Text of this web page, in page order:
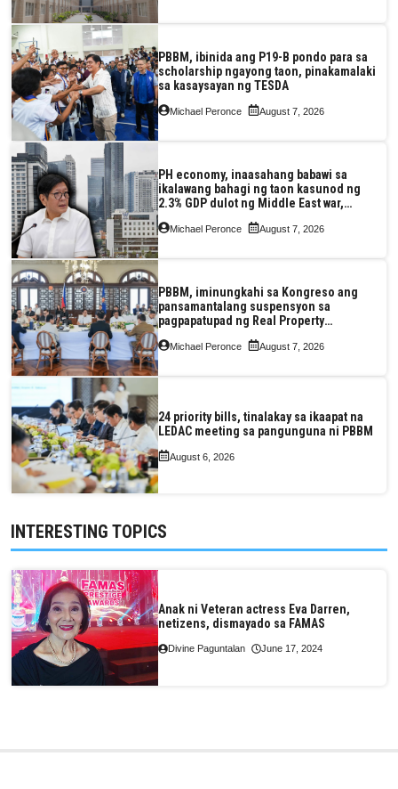
PBBM, ibinida ang P19-B pondo para sa
scholarship ngayong taon, pinakamalaki
sa kasaysayan ng TESDA
Michael Peronce August 7, 2026
PH economy, inaasahang babawi sa
ikalawang bahagi ng taon kasunod ng
2.3% GDP dulot ng Middle East war,
pagkaantala ng public construction
Michael Peronce August 7, 2026
PBBM, iminungkahi sa Kongreso ang
pansamantalang suspensyon sa
pagpapatupad ng Real Property
Valuation and Assessment Reform Act
Michael Peronce August 7, 2026
24 priority bills, tinalakay sa ikaapat na
LEDAC meeting sa pangunguna ni PBBM
August 6, 2026
INTERESTING TOPICS
Anak ni Veteran actress Eva Darren,
netizens, dismayado sa FAMAS
Divine Paguntalan June 17, 2024